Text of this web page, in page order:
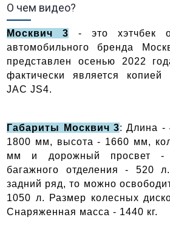
О чем видео?
Москвич 3 - это хэтчбек
автомобильного бренда
представлен осенью 2022
фактически является копией
JAC JS4.
Габариты Москвич 3: Длина -
1800 мм, высота - 1660 мм,
мм и дорожный просвет
багажного отделения - 520
задний ряд, то можно
1050 л. Размер колесных
Снаряженная масса - 1440 кг.